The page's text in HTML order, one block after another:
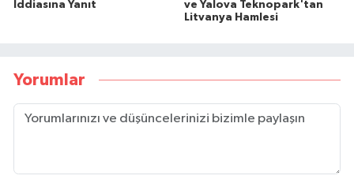
İddiasına Yanıt
ve Yalova Teknopark'tan
Litvanya Hamlesi
Yorumlar